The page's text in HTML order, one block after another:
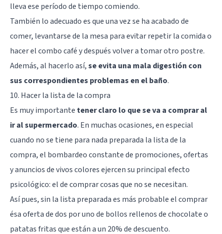
lleva ese período de tiempo comiendo.
También lo adecuado es que una vez se ha acabado de
comer, levantarse de la mesa para evitar repetir la comida o
hacer el combo café y después volver a tomar otro postre.
Además, al hacerlo así,se evita una mala digestión con
sus correspondientes problemas en el baño.
10. Hacer la lista de la compra
Es muy importante tener claro lo que se va a comprar al
ir al supermercado. En muchas ocasiones, en especial
cuando no se tiene para nada preparada la lista de la
compra, el bombardeo constante de promociones, ofertas
y anuncios de vivos colores ejercen su principal efecto
psicológico: el de comprar cosas que no se necesitan.
Así pues, sin la lista preparada es más probable el comprar
ésa oferta de dos por uno de bollos rellenos de chocolate o
patatas fritas que están a un 20% de descuento.